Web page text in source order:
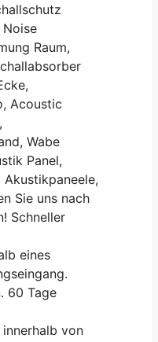
Noise
Raum,
Acoustic
Wabe
Panel,
Sie uns nach
Schneller
eines
60 Tage
von